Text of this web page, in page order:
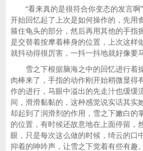
“看来真的是很符合你变态的发言啊”
开始回忆起了上次是如何操作的，先用
箍住龟头的部分，然后再用其他的手指
是交替着按摩着棒身的位置，上次这样
就抖动得很厉害，一抖一抖地就好像要
雪之下根据脑海之中的回忆进行着
肉棒来了，手指的动作刚开始稍微显得
作的进行，马眼中溢出的先走汁也缓缓
间，滑滑黏黏的，这种感觉说实话其实
却起到了润滑剂的作用，雪之下嫩白的
的位置，有时候还故意地在上面停留，
眼，只是每次这么做的时候，绮云的口
抑着的呻吟声，让雪之下觉着有些有趣。